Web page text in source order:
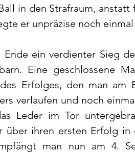
in den Strafraum,
er unpräzise noch
Ende ein verdienter Sieg
Eine geschlossene
Erfolges, den man am
verlaufen und noch
Leder im Tor
über ihren ersten Erfolg
man nun am 4.